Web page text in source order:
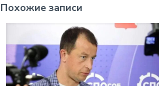
Похожие записи